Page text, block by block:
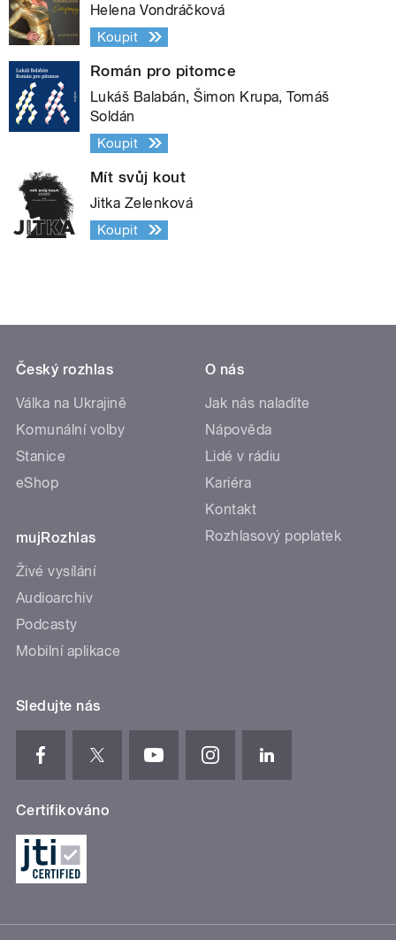
Helena Vondráčková
Koupit
Román pro pitomce
Lukáš Balabán, Šimon Krupa, Tomáš
Soldán
Koupit
Mít svůj kout
Jitka Zelenková
Koupit
Český rozhlas
Válka na Ukrajině
Komunální volby
Stanice
eShop
mujRozhlas
Živé vysílání
Audioarchiv
Podcasty
Mobilní aplikace
O nás
Jak nás naladíte
Nápověda
Lidé v rádiu
Kariéra
Kontakt
Rozhlasový poplatek
Sledujte nás
Certifikováno